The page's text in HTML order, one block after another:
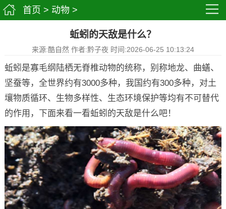
首页 > 动物 >
蚯蚓的天敌是什么？
来源:酷自然 作者:黔子夜 时间:2026-06-25 10:13:24
蚯蚓是寡毛纲陆栖无脊椎动物的统称，别称地龙、曲蟮、
坚蚕等，全世界约有3000多种，我国约有300多种，对土
壤物质循环、生物多样性、生态环境保护等均有不可替代
的作用，下面来看一看蚯蚓的天敌是什么吧！